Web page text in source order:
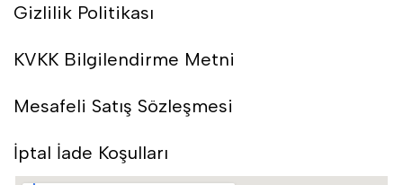
Gizlilik Politikası
KVKK Bilgilendirme Metni
Mesafeli Satış Sözleşmesi
İptal İade Koşulları